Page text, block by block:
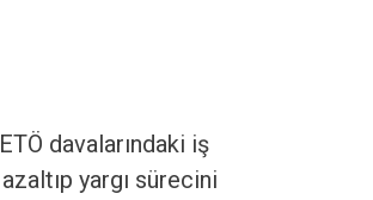
davalarındaki iş
yargı sürecini